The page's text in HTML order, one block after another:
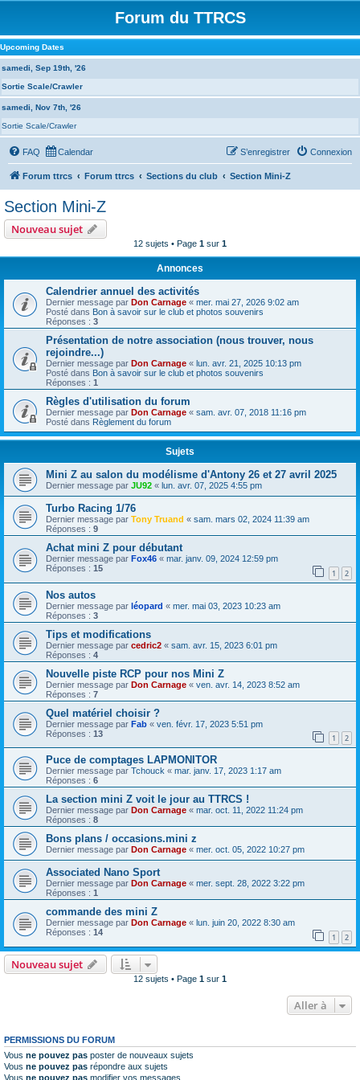
Forum du TTRCS
Upcoming Dates
samedi, Sep 19th, '26
Sortie Scale/Crawler
samedi, Nov 7th, '26
Sortie Scale/Crawler
FAQ Calendar Connexion
S’enregistrer
Forum ttrcs Forum ttrcs Sections du club Section Mini-Z
Section Mini-Z
Nouveau sujet
12 sujets • Page 1 sur 1
Annonces
Calendrier annuel des activités
Dernier message par Don Carnage « mer. mai 27, 2026 9:02 am
Posté dans Bon à savoir sur le club et photos souvenirs
Réponses : 3
Présentation de notre association (nous trouver, nous
rejoindre...)
Dernier message par Don Carnage « lun. avr. 21, 2025 10:13 pm
Posté dans Bon à savoir sur le club et photos souvenirs
Réponses : 1
Règles d'utilisation du forum
Dernier message par Don Carnage « sam. avr. 07, 2018 11:16 pm
Posté dans Règlement du forum
Sujets
Mini Z au salon du modélisme d'Antony 26 et 27 avril 2025
Dernier message par JU92 « lun. avr. 07, 2025 4:55 pm
Turbo Racing 1/76
Dernier message par Tony Truand « sam. mars 02, 2024 11:39 am
Réponses : 9
Achat mini Z pour débutant
Dernier message par Fox46 « mar. janv. 09, 2024 12:59 pm
Réponses : 15 1 2
Nos autos
Dernier message par léopard « mer. mai 03, 2023 10:23 am
Réponses : 3
Tips et modifications
Dernier message par cedric2 « sam. avr. 15, 2023 6:01 pm
Réponses : 4
Nouvelle piste RCP pour nos Mini Z
Dernier message par Don Carnage « ven. avr. 14, 2023 8:52 am
Réponses : 7
Quel matériel choisir ?
Dernier message par Fab « ven. févr. 17, 2023 5:51 pm
Réponses : 13 1 2
Puce de comptages LAPMONITOR
Dernier message par Tchouck « mar. janv. 17, 2023 1:17 am
Réponses : 6
La section mini Z voit le jour au TTRCS !
Dernier message par Don Carnage « mar. oct. 11, 2022 11:24 pm
Réponses : 8
Bons plans / occasions.mini z
Dernier message par Don Carnage « mer. oct. 05, 2022 10:27 pm
Associated Nano Sport
Dernier message par Don Carnage « mer. sept. 28, 2022 3:22 pm
Réponses : 1
commande des mini Z
Dernier message par Don Carnage « lun. juin 20, 2022 8:30 am
Réponses : 14 1 2
Nouveau sujet
12 sujets • Page 1 sur 1
Aller à
PERMISSIONS DU FORUM
Vous ne pouvez pas poster de nouveaux sujets
Vous ne pouvez pas répondre aux sujets
Vous ne pouvez pas modifier vos messages